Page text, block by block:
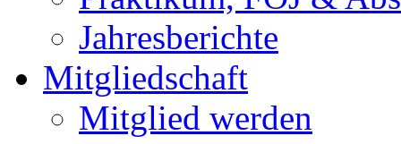
Jahresberichte
Mitgliedschaft
Mitglied werden